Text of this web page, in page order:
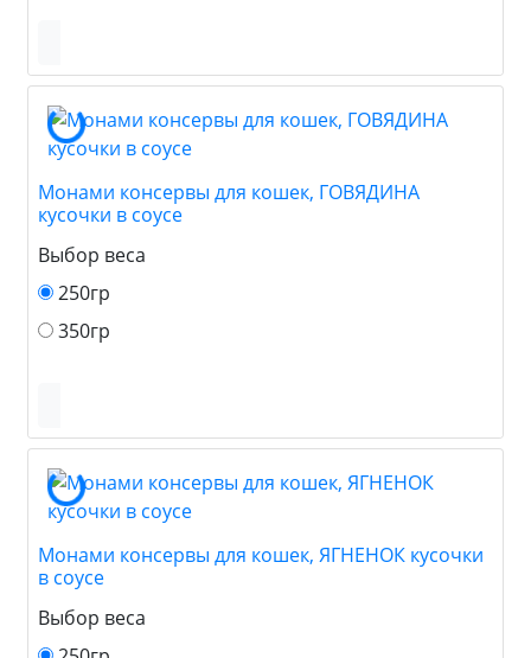
Монами консервы для кошек, ГОВЯДИНА
кусочки в соусе
Выбор веса
250гр
350гр
Монами консервы для кошек, ЯГНЕНОК кусочки
в соусе
Выбор веса